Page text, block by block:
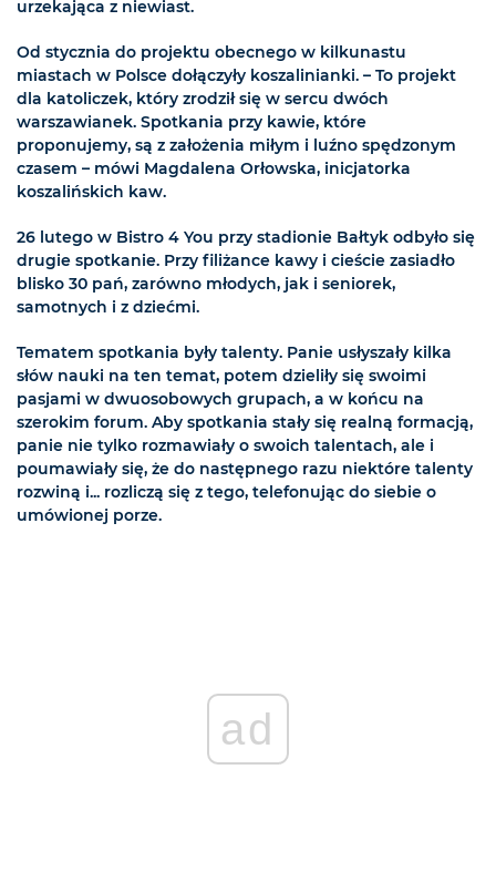
urzekająca z niewiast.
Od stycznia do projektu obecnego w kilkunastu
miastach w Polsce dołączyły koszalinianki. – To projekt
dla katoliczek, który zrodził się w sercu dwóch
warszawianek. Spotkania przy kawie, które
proponujemy, są z założenia miłym i luźno spędzonym
czasem – mówi Magdalena Orłowska, inicjatorka
koszalińskich kaw.
26 lutego w Bistro 4 You przy stadionie Bałtyk odbyło się
drugie spotkanie. Przy filiżance kawy i cieście zasiadło
blisko 30 pań, zarówno młodych, jak i seniorek,
samotnych i z dziećmi.
Tematem spotkania były talenty. Panie usłyszały kilka
słów nauki na ten temat, potem dzieliły się swoimi
pasjami w dwuosobowych grupach, a w końcu na
szerokim forum. Aby spotkania stały się realną formacją,
panie nie tylko rozmawiały o swoich talentach, ale i
poumawiały się, że do następnego razu niektóre talenty
rozwiną i... rozliczą się z tego, telefonując do siebie o
umówionej porze.
ad